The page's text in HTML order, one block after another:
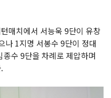
매치에서 서능욱 9단이 유창
나 1지명 서봉수 9단이 정대
수 9단을 차례로 제압하며